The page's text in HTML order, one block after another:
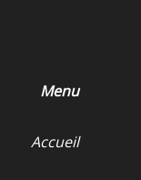
Menu
Accueil